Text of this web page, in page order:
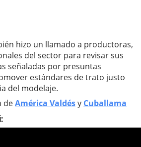
hizo un llamado a productoras,
del sector para revisar sus
señaladas por presuntas
estándares de trato justo
del modelaje.
deAmérica Valdésy Cuballama